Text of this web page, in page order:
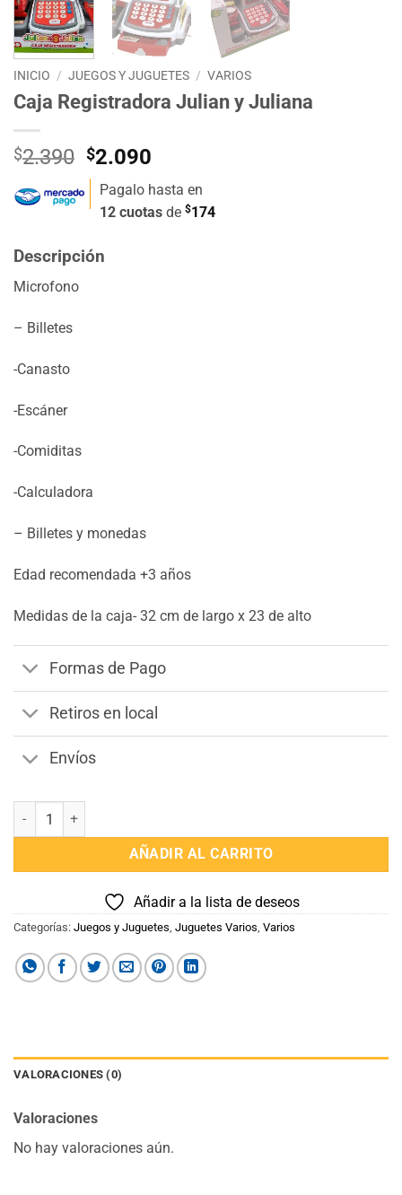
INICIO / JUEGOS Y JUGUETES / VARIOS
Caja Registradora Julian y Juliana
$2.390 El
precio
original
era:
$2.390.
$2.090
actual
es:
Pagalo hasta en
12 cuotas de $174
Descripción
Microfono
– Billetes
-Canasto
-Escáner
-Comiditas
-Calculadora
– Billetes y monedas
Edad recomendada +3 años
Medidas de la caja- 32 cm de largo x 23 de alto
Formas de Pago
Retiros en local
Envíos
Caja Registradora Julian y Juliana cantidad
AÑADIR AL CARRITO
Añadir a la lista de deseos
Categorías: Juegos y Juguetes Juguetes Varios Varios
VALORACIONES (0)
Valoraciones
No hay valoraciones aún.